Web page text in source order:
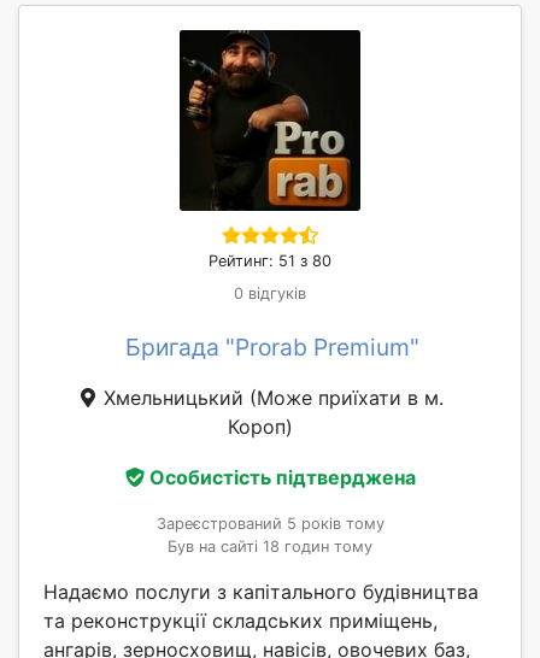
Рейтинг: 51 з 80
0 відгуків
Бригада "Prorab Premium"
Хмельницький (Може приїхати в м.
Короп)
Особистість підтверджена
Зареєстрований 5 років тому
Був на сайті 18 годин тому
Надаємо послуги з капітального будівництва
та реконструкції складських приміщень,
ангарів, зерносховищ, навісів, овочевих баз,